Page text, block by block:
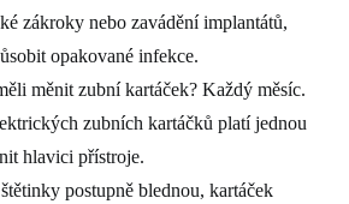
zákroky nebo zavádění implantátů,
opakované infekce.
měnit zubní kartáček? Každý měsíc.
zubních kartáčků platí jednou
hlavici přístroje.
postupně blednou, kartáček